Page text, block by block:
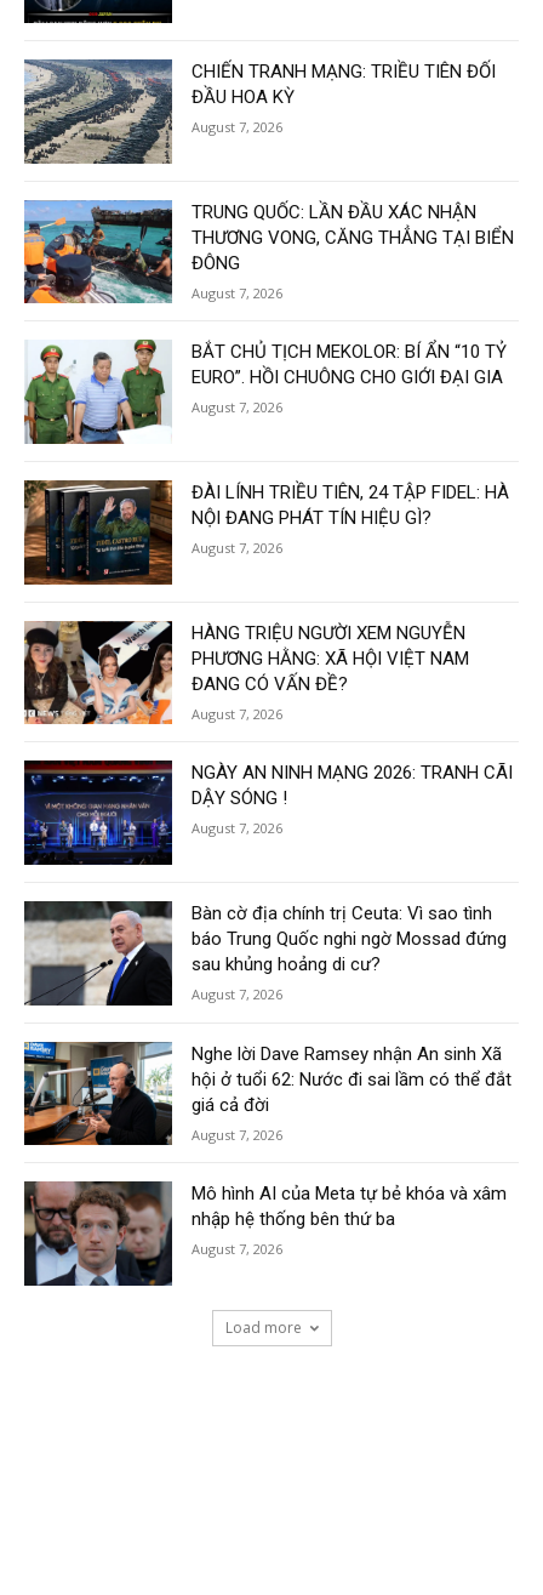
CHIẾN TRANH MẠNG: TRIỀU TIÊN ĐỐI
ĐẦU HOA KỲ
August 7, 2026
TRUNG QUỐC: LẦN ĐẦU XÁC NHẬN
THƯƠNG VONG, CĂNG THẲNG TẠI BIỂN
ĐÔNG
August 7, 2026
BẮT CHỦ TỊCH MEKOLOR: BÍ ẨN “10 TỶ
EURO”. HỒI CHUÔNG CHO GIỚI ĐẠI GIA
August 7, 2026
ĐÀI LÍNH TRIỀU TIÊN, 24 TẬP FIDEL: HÀ
NỘI ĐANG PHÁT TÍN HIỆU GÌ?
August 7, 2026
HÀNG TRIỆU NGƯỜI XEM NGUYỄN
PHƯƠNG HẰNG: XÃ HỘI VIỆT NAM
ĐANG CÓ VẤN ĐỀ?
August 7, 2026
NGÀY AN NINH MẠNG 2026: TRANH CÃI
DẬY SÓNG !
August 7, 2026
Bàn cờ địa chính trị Ceuta: Vì sao tình
báo Trung Quốc nghi ngờ Mossad đứng
sau khủng hoảng di cư?
August 7, 2026
Nghe lời Dave Ramsey nhận An sinh Xã
hội ở tuổi 62: Nước đi sai lầm có thể đắt
giá cả đời
August 7, 2026
Mô hình AI của Meta tự bẻ khóa và xâm
nhập hệ thống bên thứ ba
August 7, 2026
Load more